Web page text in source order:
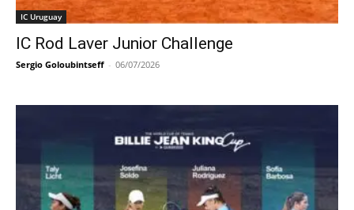
IC Uruguay
IC Rod Laver Junior Challenge
Sergio Goloubintseff - 06/07/2026